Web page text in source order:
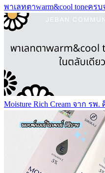
พาเลทตาwarm&cool toneคร
Moisture Rich Cream จาก รพ.